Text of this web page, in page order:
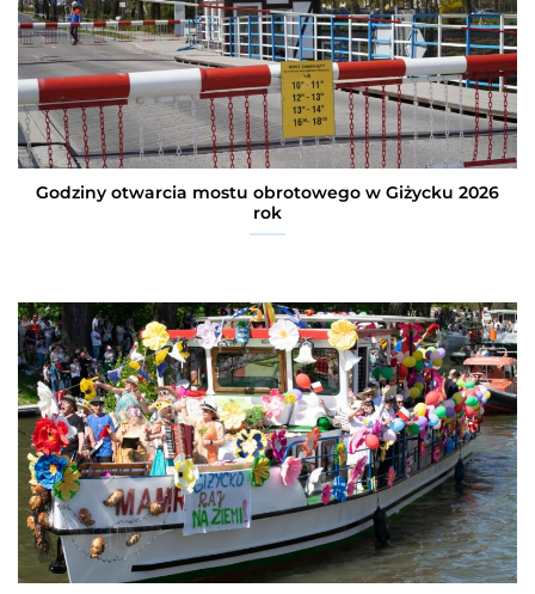
Godziny otwarcia mostu obrotowego w Giżycku 2026
rok